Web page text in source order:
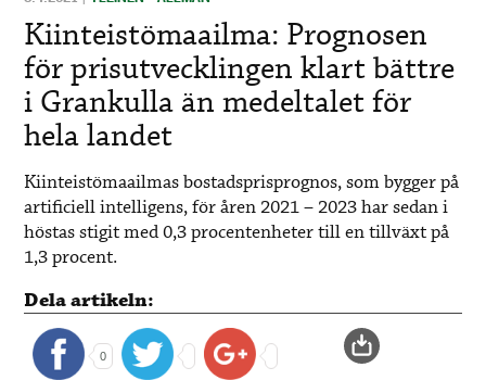
Kiinteistömaailma: Prognosen
för prisutvecklingen klart bättre
i Grankulla än medeltalet för
hela landet
Kiinteistömaailmas bostadsprisprognos, som bygger på
artificiell intelligens, för åren 2021 – 2023 har sedan i
höstas stigit med 0,3 procentenheter till en tillväxt på
1,3 procent.
Dela artikeln:
0